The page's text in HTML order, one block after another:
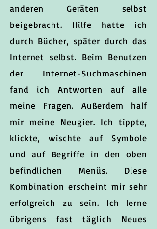
anderen Geräten selbst
beigebracht. Hilfe hatte ich
durch Bücher, später durch das
Internet selbst. Beim Benutzen
der Internet-Suchmaschinen
fand ich Antworten auf alle
meine Fragen. Außerdem half
mir meine Neugier. Ich tippte,
klickte, wischte auf Symbole
und auf Begriffe in den oben
befindlichen Menüs. Diese
Kombination erscheint mir sehr
erfolgreich zu sein. Ich lerne
übrigens fast täglich Neues